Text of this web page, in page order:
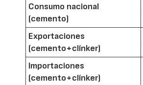
Consumo nacional
(cemento)
Exportaciones
(cemento+clínker)
Importaciones
(cemento+clínker)